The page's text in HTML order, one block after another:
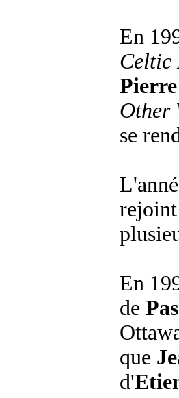
En
Celtic
Other
se
En
de
que
d'